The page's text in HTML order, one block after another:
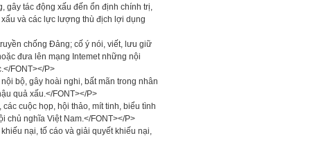
gây tác động xấu đến ổn định chính trị,
và các lực lượng thù địch lợi dụng
chống Đảng; cố ý nói, viết, lưu giữ
đưa lên mạng Intemet những nội
FONT></P>
bộ, gây hoài nghi, bất mãn trong nhân
quả xấu.</FONT></P>
cuộc họp, hội thảo, mít tinh, biểu tình
chủ nghĩa Việt Nam.</FONT></P>
nại, tố cáo và giải quyết khiếu nại,